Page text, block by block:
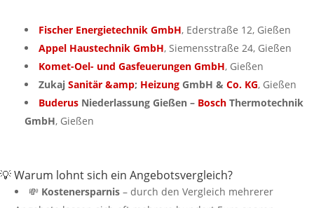
Fischer Energietechnik GmbH, Ederstraße 12, Gießen
Appel Haustechnik GmbH, Siemensstraße 24, Gießen
Komet-Oel- und Gasfeuerungen GmbH, Gießen
Zukaj Sanitär &amp; Heizung GmbH & Co. KG, Gießen
Buderus Niederlassung Gießen – Bosch Thermotechnik
GmbH, Gießen
💡 Warum lohnt sich ein Angebotsvergleich?
💸 Kostenersparnis – durch den Vergleich mehrerer